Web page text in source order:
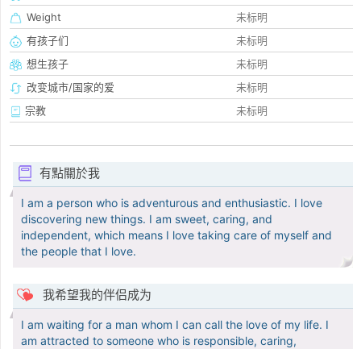
Weight
未标明
有孩子们
未标明
想生孩子
未标明
改变城市/国家的爱
未标明
宗教
未标明
有點關於我
I am a person who is adventurous and enthusiastic. I love
discovering new things. I am sweet, caring, and
independent, which means I love taking care of myself and
the people that I love.
我希望我的伴侣成为
I am waiting for a man whom I can call the love of my life. I
am attracted to someone who is responsible, caring,